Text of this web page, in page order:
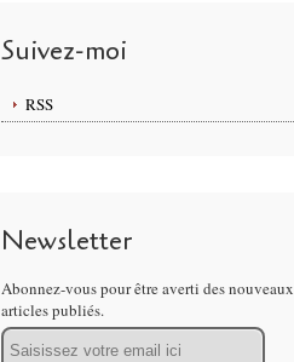
Suivez-moi
RSS
Newsletter
Abonnez-vous pour être averti des nouveaux
articles publiés.
Email